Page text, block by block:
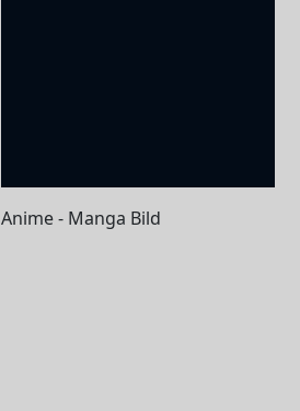
Anime - Manga Bild